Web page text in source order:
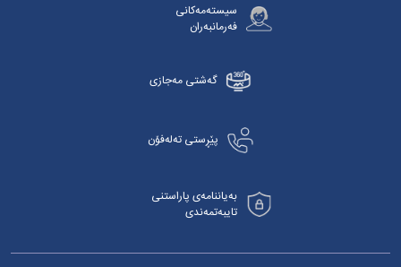
سیستەمەکانی
فەرمانبەران
گەشتی مەجازی
پێڕستی تەلەفۆن
بەیاننامەی پاراستنی
تایبەتمەندی